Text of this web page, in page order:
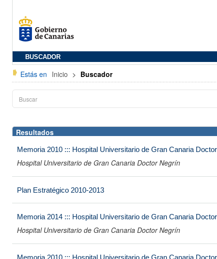
BUSCADOR
Estás en Inicio > Buscador
Resultados
Memoria 2010 ::: Hospital Universitario de Gran Canaria
Hospital Universitario de Gran Canaria Doctor Negrín
Plan Estratégico 2010-2013
Memoria 2014 ::: Hospital Universitario de Gran Canaria
Hospital Universitario de Gran Canaria Doctor Negrín
Memoria 2010 ::: Hospital Universitario de Gran Canaria